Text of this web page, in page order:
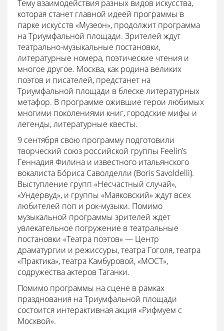
Тему взаимодействия разных видов искусства,
которая станет главной идеей программы в
парке искусств «Музеон», продолжит программа
на Триумфальной площади. Зрителей ждут
театрально-музыкальные постановки,
литературные номера, поэтические чтения и
многое другое. Москва, как родина великих
поэтов и писателей, предстанет на
Триумфальной площади в блеске литературных
метафор. В программе ожившие герои любимых
многими поколениями книг, городские мифы и
легенды, литературные квесты.
9 сентября свою программу подготовили
творческий союз российской группы Feelin’s
Геннадия Филина и известного итальянского
вокалиста Бóриса Саволделли (Boris Savoldelli).
Выступление групп «Несчастный случай»,
«Ундервуд», и группы «Маяковский» ждут всех
любителей поп и рок-музыки. Помимо
музыкальной программы зрителей ждет
увлекательное погружение в театральные
постановки «Театра поэтов» — Центр
драматургии и режиссуры, театра Гоголя, театра
«Практика», театра Камбуровой, «МОСТ»,
содружества актеров Таганки.
Помимо программы на сцене в рамках
празднования на Триумфальной площади
состоится интерактивная акция «Рифмуем с
Москвой».